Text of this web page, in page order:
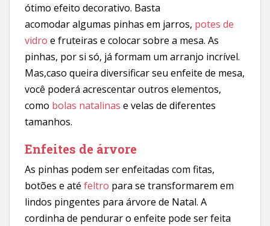
ótimo efeito decorativo. Basta
acomodar algumas pinhas em jarros, potes de
vidro e fruteiras e colocar sobre a mesa. As
pinhas, por si só, já formam um arranjo incrível.
Mas,caso queira diversificar seu enfeite de mesa,
você poderá acrescentar outros elementos,
como bolas natalinas e velas de diferentes
tamanhos.
Enfeites de árvore
As pinhas podem ser enfeitadas com fitas,
botões e até feltro para se transformarem em
lindos pingentes para árvore de Natal. A
cordinha de pendurar o enfeite pode ser feita